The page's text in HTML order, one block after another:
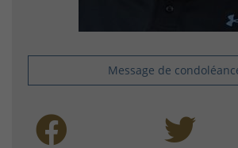
Message de